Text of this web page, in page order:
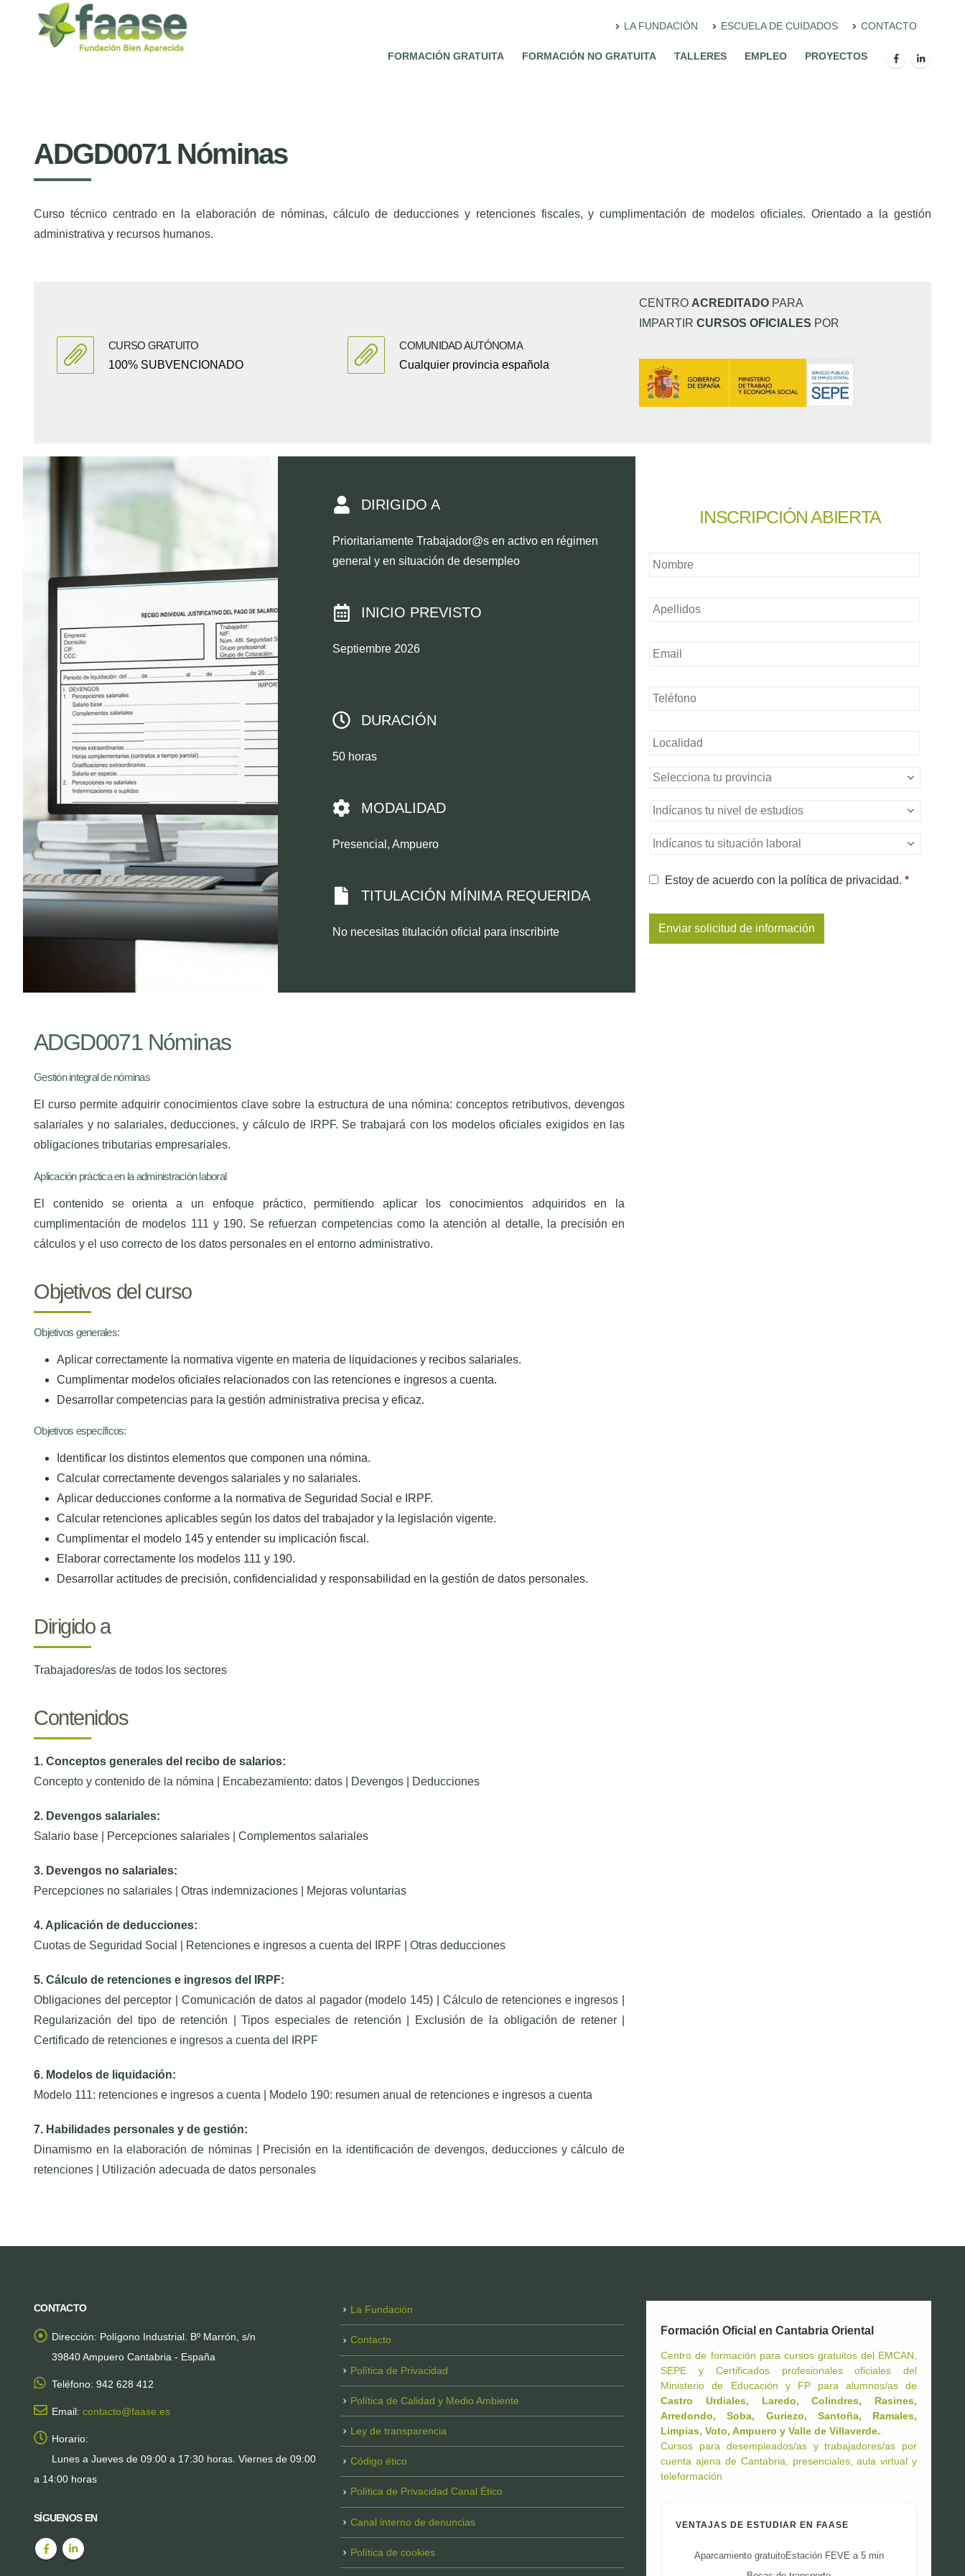
LA FUNDACIÓN ESCUELA DE CUIDADOS CONTACTO
FORMACIÓN GRATUITA FORMACIÓN NO GRATUITA TALLERES EMPLEO PROYECTOS
ADGD0071 Nóminas
Curso técnico centrado en la elaboración de nóminas, cálculo de deducciones y retenciones fiscales, y cumplimentación de modelos oficiales. Orientado a la gestión
administrativa y recursos humanos.
CURSO GRATUITO
100% SUBVENCIONADO
COMUNIDAD AUTÓNOMA
Cualquier provincia española
CENTRO ACREDITADOPARA
IMPARTIR CURSOS OFICIALES POR
DIRIGIDO A
Prioritariamente Trabajador@s en activo en régimen
general y en situación de desempleo
INICIO PREVISTO
Septiembre 2026
DURACIÓN
50 horas
MODALIDAD
Presencial, Ampuero
TITULACIÓN MÍNIMA REQUERIDA
No necesitas titulación oficial para inscribirte
ADGD0071 Nóminas
Gestión integral de nóminas
El curso permite adquirir conocimientos clave sobre la estructura de una nómina: conceptos retributivos, devengos
salariales y no salariales, deducciones, y cálculo de IRPF. Se trabajará con los modelos oficiales exigidos en las
obligaciones tributarias empresariales.
Aplicación práctica en la administración laboral
El contenido se orienta a un enfoque práctico, permitiendo aplicar los conocimientos adquiridos en la
cumplimentación de modelos 111 y 190. Se refuerzan competencias como la atención al detalle, la precisión en
cálculos y el uso correcto de los datos personales en el entorno administrativo.
Objetivos del curso
Objetivos generales:
Aplicar correctamente la normativa vigente en materia de liquidaciones y recibos salariales.
Cumplimentar modelos oficiales relacionados con las retenciones e ingresos a cuenta.
Desarrollar competencias para la gestión administrativa precisa y eficaz.
Objetivos específicos:
Identificar los distintos elementos que componen una nómina.
Calcular correctamente devengos salariales y no salariales.
Aplicar deducciones conforme a la normativa de Seguridad Social e IRPF.
Calcular retenciones aplicables según los datos del trabajador y la legislación vigente.
Cumplimentar el modelo 145 y entender su implicación fiscal.
Elaborar correctamente los modelos 111 y 190.
Desarrollar actitudes de precisión, confidencialidad y responsabilidad en la gestión de datos personales.
Dirigido a
Trabajadores/as de todos los sectores
Contenidos
1. Conceptos generales del recibo de salarios:
Concepto y contenido de la nómina | Encabezamiento: datos | Devengos | Deducciones
2. Devengos salariales:
Salario base | Percepciones salariales | Complementos salariales
3. Devengos no salariales:
Percepciones no salariales | Otras indemnizaciones | Mejoras voluntarias
4. Aplicación de deducciones:
Cuotas de Seguridad Social | Retenciones e ingresos a cuenta del IRPF | Otras deducciones
5. Cálculo de retenciones e ingresos del IRPF:
Obligaciones del perceptor | Comunicación de datos al pagador (modelo 145) | Cálculo de retenciones e ingresos |
Regularización del tipo de retención | Tipos especiales de retención | Exclusión de la obligación de retener |
Certificado de retenciones e ingresos a cuenta del IRPF
6. Modelos de liquidación:
Modelo 111: retenciones e ingresos a cuenta | Modelo 190: resumen anual de retenciones e ingresos a cuenta
7. Habilidades personales y de gestión:
Dinamismo en la elaboración de nóminas | Precisión en la identificación de devengos, deducciones y cálculo de
retenciones | Utilización adecuada de datos personales
INSCRIPCIÓN ABIERTA
nombre *
Sin
Nivel
estudios
Situación
Consentimiento
*
Estoy de acuerdo con la política de privacidad. *
CONTACTO
Dirección: Polígono Industrial. Bº Marrón, s/n
39840 Ampuero Cantabria - España
Teléfono: 942 628 412
Email: contacto@faase.es
Horario:
Lunes a Jueves de 09:00 a 17:30 horas. Viernes de 09:00
a 14:00 horas
SÍGUENOS EN
La Fundación
Contacto
Política de Privacidad
Política de Calidad y Medio Ambiente
Ley de transparencia
Código ético
Política de Privacidad Canal Ético
Canal interno de denuncias
Política de cookies
Formación Oficial en Cantabria Oriental
Centro de formación para cursos gratuitos del EMCAN,
SEPE y Certificados profesionales oficiales del
Ministerio de Educación y FP para alumnos/as de
Castro Urdiales, Laredo, Colindres, Rasines,
Arredondo, Soba, Guriezo, Santoña, Ramales,
Limpias, Voto, Ampuero y Valle de Villaverde..
Cursos para desempleados/as y trabajadores/as por
cuenta ajena de Cantabria, presenciales, aula virtual y
teleformación
VENTAJAS DE ESTUDIAR EN FAASE
Aparcamiento gratuitoEstación FEVE a 5 min